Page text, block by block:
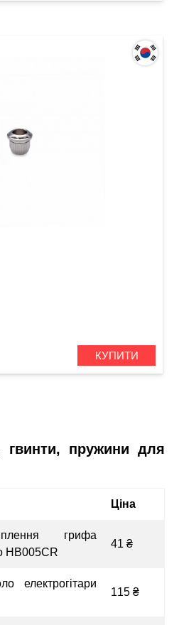
КУПИТИ
пружини для
Ціна
грифа
HB005CR
41 ₴
електрогітари
115 ₴